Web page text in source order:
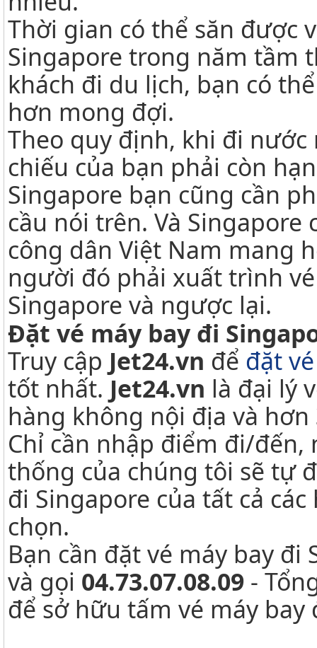
Thời gian có thể săn được
Singapore trong năm tầm
khách đi du lịch, bạn có
hơn mong đợi.
Theo quy định, khi đi
chiếu của bạn phải còn
Singapore bạn cũng cần
cầu nói trên. Và
công dân Việt Nam mang
người đó phải xuất trình
Singapore và ngược lại.
Đặt vé máy bay đi
Truy cập Jet24.vn để đặt
tốt nhất. Jet24.vn là đại lý
hàng không nội địa và
Chỉ cần nhập điểm đi/
thống của chúng tôi sẽ tự
đi Singapore của tất cả
chọn.
Bạn cần đặt vé máy bay đi
và gọi 04.73.07.08.09 -
để sở hữu tấm vé máy